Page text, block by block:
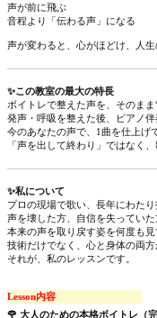
声が前に飛ぶ
音程より「伝わる声」になる
声が変わると、心がほどけ、人生
✨この教室の最大の特長
ボイトレで整えた声を、そのまま
発声・呼吸を整えた後、ピアノ
今のあなたの声で、1曲を仕上げ
「声を出して終わり」ではなく
✨私について
プロの現場で歌い、長年にわたり
声を壊した方、自信を失ってい
本来の声を取り戻す姿を何度も見
技術だけでなく、心と身体の両方
それが、私のレッスンです。
Lesson内容
🌹 大人のための本格ボイトレ（完